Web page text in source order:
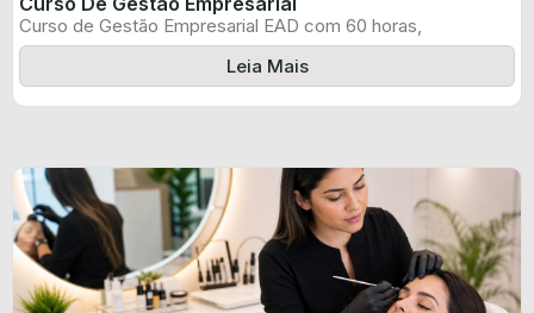
Curso de Gestão Empresarial EAD com 60 horas,
certificado informado pelo produtor e ...
Leia Mais